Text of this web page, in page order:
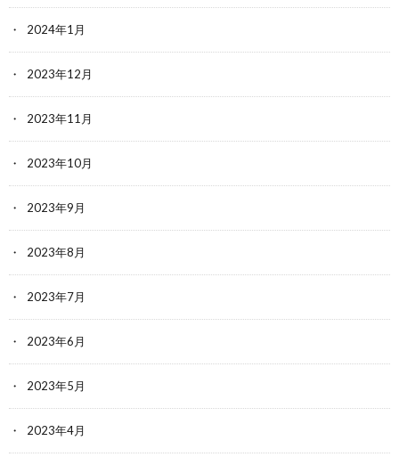
2024年1月
2023年12月
2023年11月
2023年10月
2023年9月
2023年8月
2023年7月
2023年6月
2023年5月
2023年4月